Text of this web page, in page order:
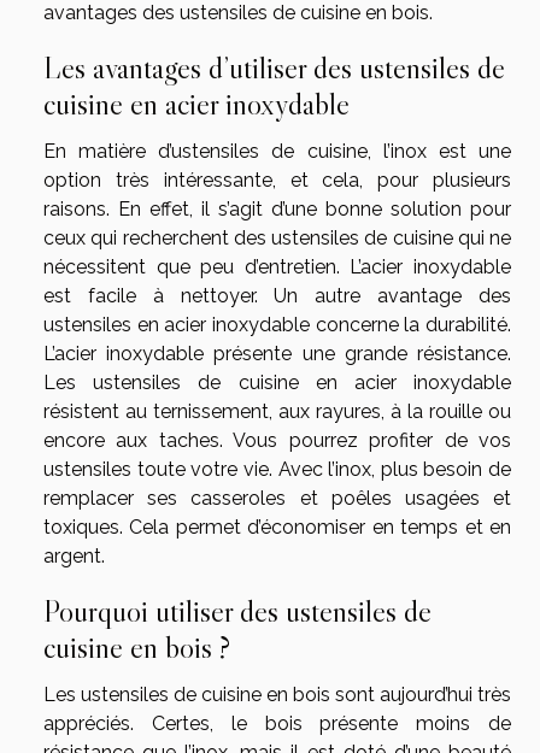
avantages des ustensiles de cuisine en bois.
Les avantages d’utiliser des ustensiles de
cuisine en acier inoxydable
En matière d’ustensiles de cuisine, l’inox est une
option très intéressante, et cela, pour plusieurs
raisons. En effet, il s’agit d’une bonne solution pour
ceux qui recherchent des ustensiles de cuisine qui ne
nécessitent que peu d’entretien. L’acier inoxydable
est facile à nettoyer. Un autre avantage des
ustensiles en acier inoxydable concerne la durabilité.
L’acier inoxydable présente une grande résistance.
Les ustensiles de cuisine en acier inoxydable
résistent au ternissement, aux rayures, à la rouille ou
encore aux taches. Vous pourrez profiter de vos
ustensiles toute votre vie. Avec l’inox, plus besoin de
remplacer ses casseroles et poêles usagées et
toxiques. Cela permet d’économiser en temps et en
argent.
Pourquoi utiliser des ustensiles de
cuisine en bois ?
Les ustensiles de cuisine en bois sont aujourd’hui très
appréciés. Certes, le bois présente moins de